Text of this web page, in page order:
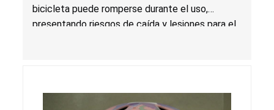
bicicleta puede romperse durante el uso,
presentando riesgos de caída y lesiones para el